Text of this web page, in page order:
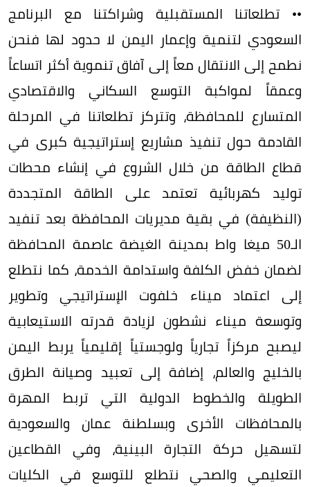
•• تطلعاتنا المستقبلية وشراكتنا مع البرنامج
السعودي لتنمية وإعمار اليمن لا حدود لها فنحن
نطمح إلى الانتقال معاً إلى آفاق تنموية أكثر اتساعاً
وعمقاً لمواكبة التوسع السكاني والاقتصادي
المتسارع للمحافظة، وتتركز تطلعاتنا في المرحلة
القادمة حول تنفيذ مشاريع إستراتيجية كبرى في
قطاع الطاقة من خلال الشروع في إنشاء محطات
توليد كهربائية تعتمد على الطاقة المتجددة
(النظيفة) في بقية مديريات المحافظة بعد تنفيد
الـ50 ميغا واط بمدينة الغيضة عاصمة المحافظة
لضمان خفض الكلفة واستدامة الخدمة، كما نتطلع
إلى اعتماد ميناء خلفوت الإستراتيجي وتطوير
وتوسعة ميناء نشطون لزيادة قدرته الاستيعابية
ليصبح مركزاً تجارياً ولوجستياً إقليمياً يربط اليمن
بالخليج والعالم، إضافة إلى تعبيد وصيانة الطرق
الطويلة والخطوط الدولية التي تربط المهرة
بالمحافظات الأخرى وبسلطنة عمان والسعودية
لتسهيل حركة التجارة البينية، وفي القطاعين
التعليمي والصحي نتطلع للتوسع في الكليات